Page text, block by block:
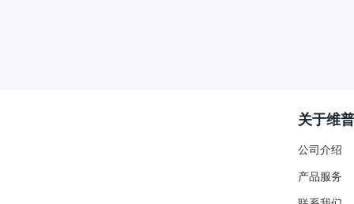
关于维普
公司介绍
产品服务